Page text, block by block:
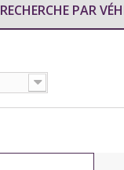
RECHERCHE PAR